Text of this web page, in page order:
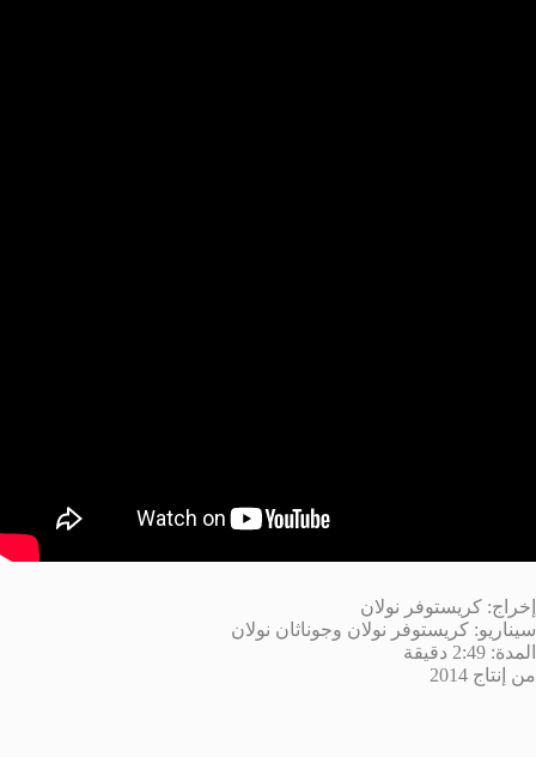
إخراج: كريستوفر نولان
سيناريو: كريستوفر نولان وجوناثان نولان
المدة: 2:49 دقيقة
من إنتاج 2014